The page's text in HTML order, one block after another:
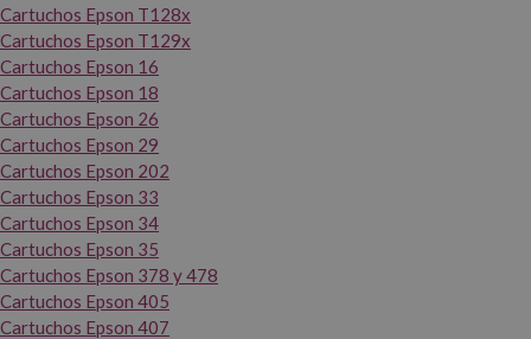
Cartuchos Epson T128x
Cartuchos Epson T129x
Cartuchos Epson 16
Cartuchos Epson 18
Cartuchos Epson 26
Cartuchos Epson 29
Cartuchos Epson 202
Cartuchos Epson 33
Cartuchos Epson 34
Cartuchos Epson 35
Cartuchos Epson 378 y 478
Cartuchos Epson 405
Cartuchos Epson 407